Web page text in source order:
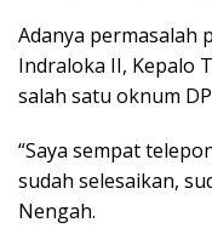
Adanya permasalah
Indraloka II, Kepalo
salah satu oknum
“Saya sempat
sudah selesaikan,
Nengah.